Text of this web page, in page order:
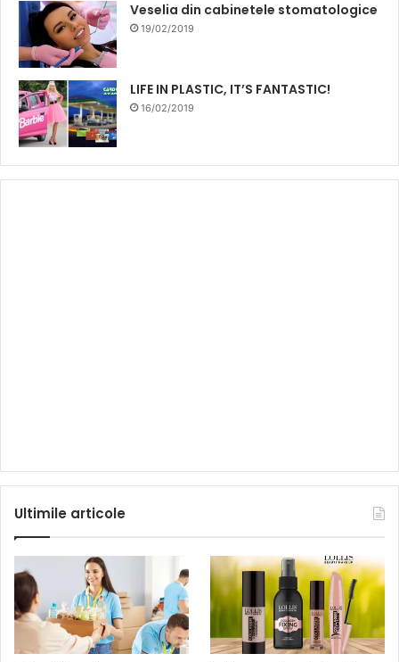
Veselia din cabinetele stomatologice
19/02/2019
LIFE IN PLASTIC, IT’S FANTASTIC!
16/02/2019
Ultimile articole